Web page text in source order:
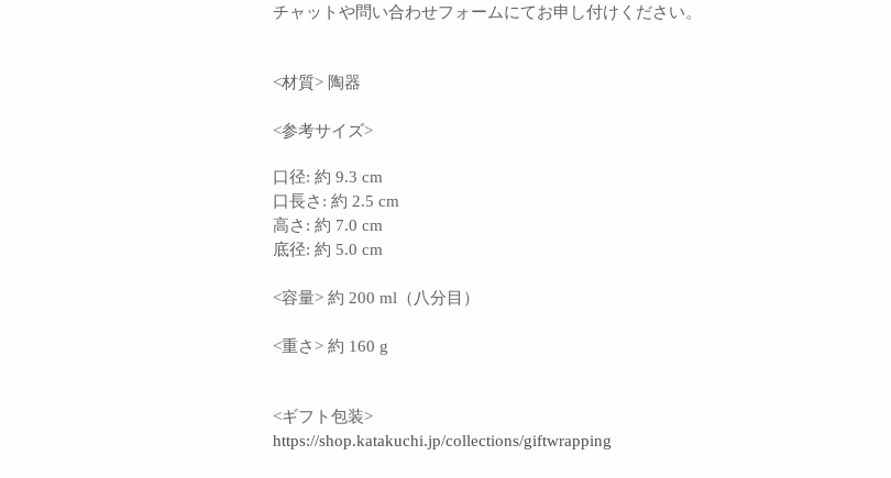
チャットや問い合わせフォームにてお申し付けください。
<材質> 陶器
<参考サイズ>
口径: 約9.3 cm
口長さ: 約 2.5 cm
高さ: 約 7.0 cm
底径: 約 5.0cm
<容量> 約 200 ml（八分目）
<重さ> 約 160 g
<ギフト包装>
https://shop.katakuchi.jp/collections/giftwrapping